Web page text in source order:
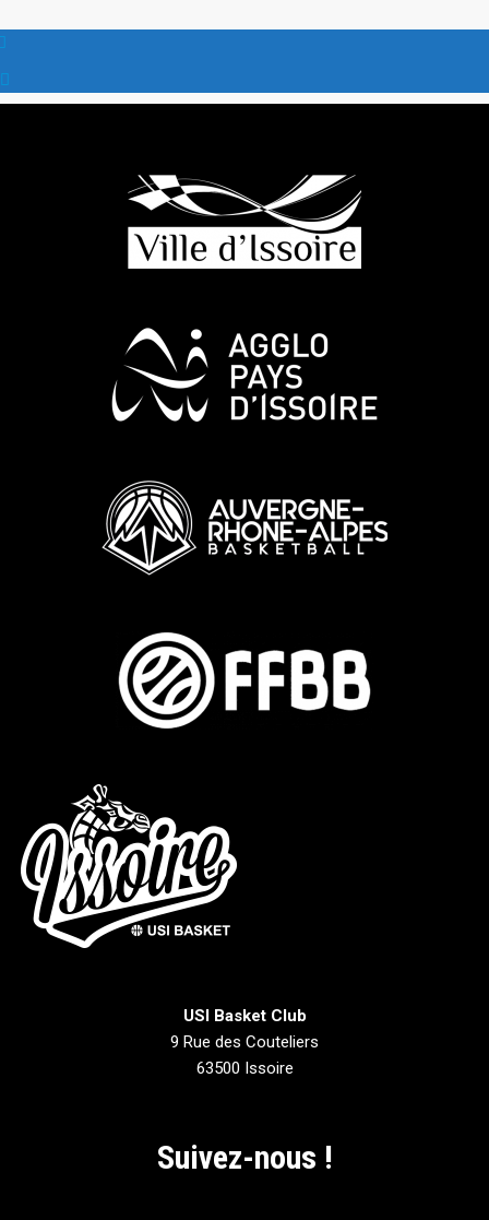
USI Basket Club
9 Rue des Couteliers
63500 Issoire
Suivez-nous !